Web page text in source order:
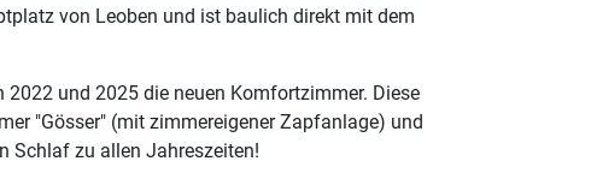
von Leoben und ist baulich direkt mit dem
und 2025 die neuen Komfortzimmer. Diese
"Gösser" (mit zimmereigener Zapfanlage) und
Schlaf zu allen Jahreszeiten!